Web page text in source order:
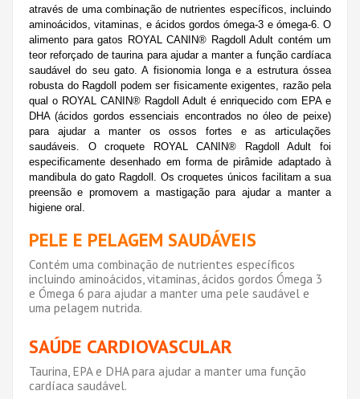
através de uma combinação de nutrientes específicos, incluindo
aminoácidos, vitaminas, e ácidos gordos ómega-3 e ómega-6. O
alimento para gatos ROYAL CANIN® Ragdoll Adult contém um
teor reforçado de taurina para ajudar a manter a função cardíaca
saudável do seu gato. A fisionomia longa e a estrutura óssea
robusta do Ragdoll podem ser fisicamente exigentes, razão pela
qual o ROYAL CANIN® Ragdoll Adult é enriquecido com EPA e
DHA (ácidos gordos essenciais encontrados no óleo de peixe)
para ajudar a manter os ossos fortes e as articulações
saudáveis. O croquete ROYAL CANIN® Ragdoll Adult foi
especificamente desenhado em forma de pirâmide adaptado à
mandibula do gato Ragdoll. Os croquetes únicos facilitam a sua
preensão e promovem a mastigação para ajudar a manter a
higiene oral.
PELE E PELAGEM SAUDÁVEIS
Contém uma combinação de nutrientes específicos
incluindo aminoácidos, vitaminas, ácidos gordos Ómega 3
e Ómega 6 para ajudar a manter uma pele saudável e
uma pelagem nutrida.
SAÚDE CARDIOVASCULAR
Taurina, EPA e DHA para ajudar a manter uma função
cardíaca saudável.